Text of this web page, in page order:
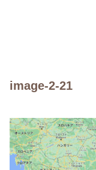
image-2-21